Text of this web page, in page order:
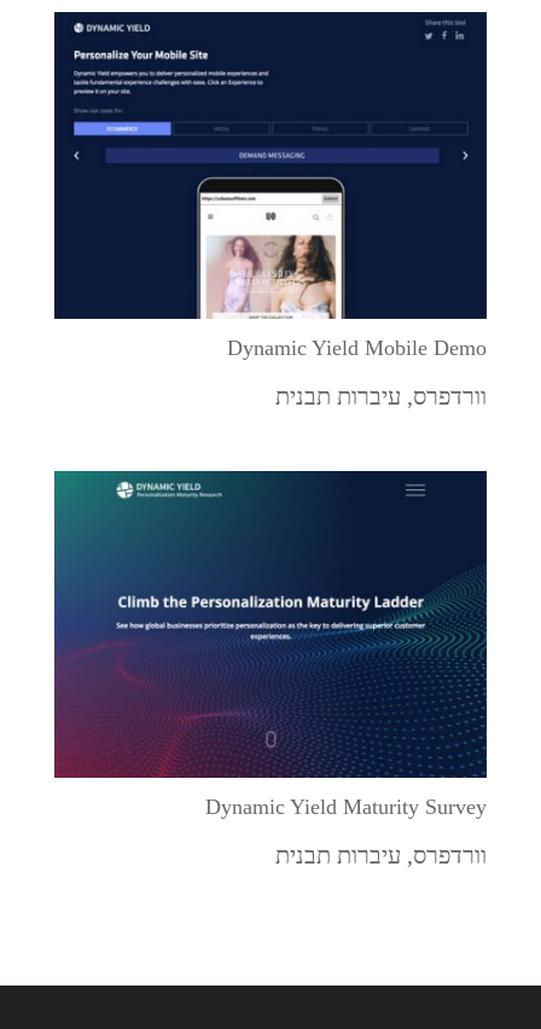
Dynamic Yield Mobile Demo
וורדפרס, עיברות תבנית
Dynamic Yield Maturity Survey
וורדפרס, עיברות תבנית